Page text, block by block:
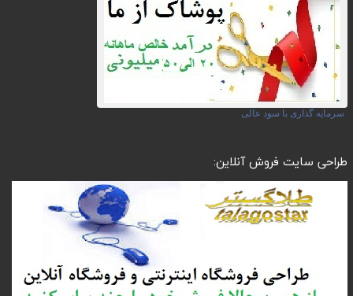
سرمایه گذاری با سود عالی
طراحی سایت فروش آنلاین: